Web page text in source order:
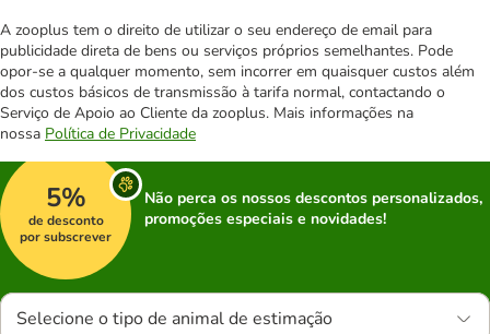
A zooplus tem o direito de utilizar o seu endereço de email para
publicidade direta de bens ou serviços próprios semelhantes. Pode
opor-se a qualquer momento, sem incorrer em quaisquer custos além
dos custos básicos de transmissão à tarifa normal, contactando o
Serviço de Apoio ao Cliente da zooplus. Mais informações na
nossa Política de Privacidade
5%
de desconto
por subscrever
Não perca os nossos descontos personalizados,
promoções especiais e novidades!
Selecione o tipo de animal de estimação